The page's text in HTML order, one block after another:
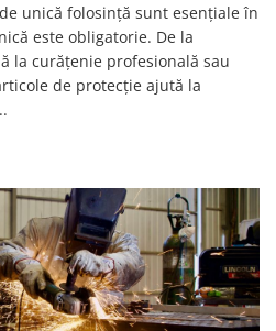
(HI-
unică folosință sunt esențiale în
este obligatorie. De la
la curățenie profesională sau
de protecție ajută la